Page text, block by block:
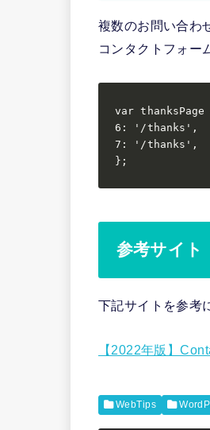
複数のお問い合わ
コンタクトフォー
var
6: '/thanks',
7: '/thanks',
};
参考サイト
下記サイトを参考
【2022年版】
WebTips